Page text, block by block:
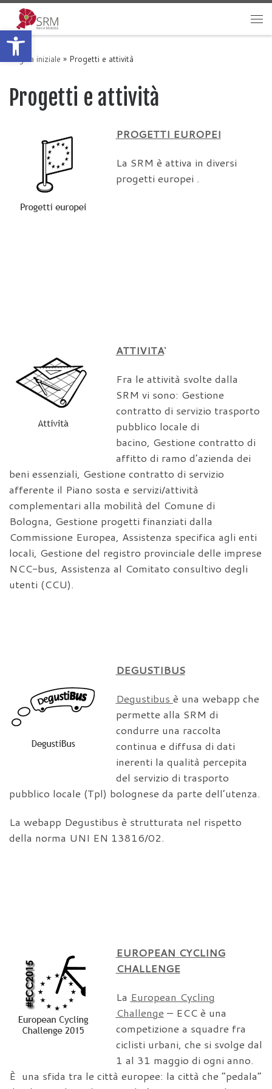
Apri la barra degli strumenti
Passa al contenuto
Pagina iniziale » Progetti e attività
Progetti e attività
PROGETTI EUROPEI
La SRM è attiva in diversi
progetti europei .
ATTIVITA‘
Fra le attività svolte dalla
SRM vi sono: Gestione
contratto di servizio trasporto
pubblico locale di
bacino, Gestione contratto di
affitto di ramo d’azienda dei
beni essenziali, Gestione contratto di servizio
afferente il Piano sosta e servizi/attività
complementari alla mobilità del Comune di
Bologna, Gestione progetti finanziati dalla
Commissione Europea, Assistenza specifica agli enti
locali, Gestione del registro provinciale delle imprese
NCC-bus, Assistenza al Comitato consultivo degli
utenti (CCU).
DEGUSTIBUS
Degustibus è una webapp che
permette alla SRM di
condurre una raccolta
continua e diffusa di dati
inerenti la qualità percepita
del servizio di trasporto
pubblico locale (Tpl) bolognese da parte dell’utenza.
La webapp Degustibus è strutturata nel rispetto
della norma UNI EN 13816/02.
EUROPEAN CYCLING
CHALLENGE
La European Cycling
Challenge – ECC è una
competizione a squadre fra
ciclisti urbani, che si svolge dal
1 al 31 maggio di ogni anno.
È una sfida tra le città europee: la città che “pedala”